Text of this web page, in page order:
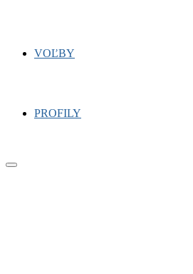
VOĽBY
PROFILY
Primary